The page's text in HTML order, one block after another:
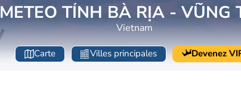
METEO TỈNH BÀ RỊA - VŨNG
Vietnam
Carte Villes principales Devenez